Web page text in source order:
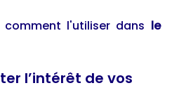
l'utiliser dans le
l’intérêt de vos